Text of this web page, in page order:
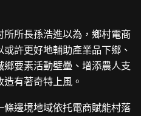
所長孫浩進以為，鄉村電商
許更好地輔助產業品下鄉、
鄉要素活動壁壘、增添農人支
有著奇特上風。
邊境地域依托電商賦能村落